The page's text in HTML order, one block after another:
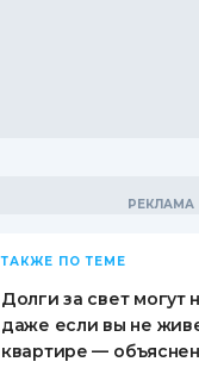
ТАКЖЕ ПО ТЕМЕ
Долги за свет могут
даже если вы не
квартире —